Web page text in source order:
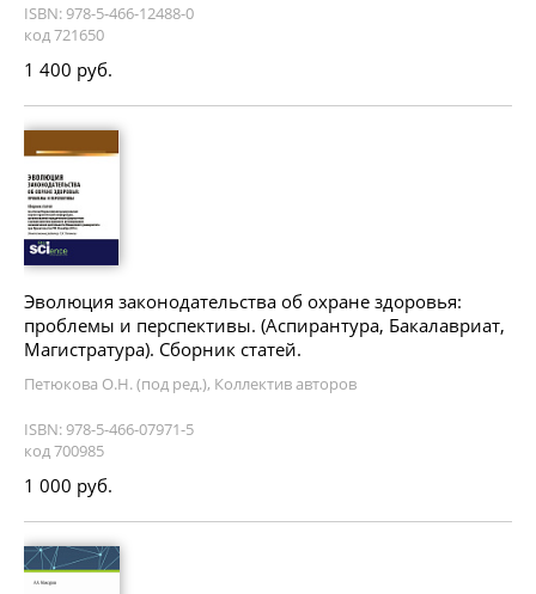
ISBN: 978-5-466-12488-0
код 721650
1 400 руб.
Эволюция законодательства об охране здоровья:
проблемы и перспективы. (Аспирантура, Бакалавриат,
Магистратура). Сборник статей.
Петюкова О.Н. (под ред.), Коллектив авторов
ISBN: 978-5-466-07971-5
код 700985
1 000 руб.